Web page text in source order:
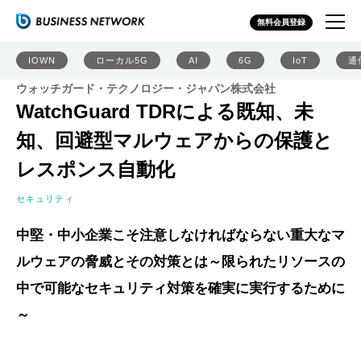
無料会員登録
IOWN ローカル5G AI 6G IoT 通
ウォッチガード・テクノロジー・ジャパン株式会社
WatchGuard TDRによる既知、未
知、回避型マルウェアからの保護と
レスポンス自動化
セキュリティ
中堅・中小企業こそ注意しなければならない重大なマ
ルウェアの脅威とその対策とは～限られたリソースの
中で可能なセキュリティ対策を確実に実行するために
～